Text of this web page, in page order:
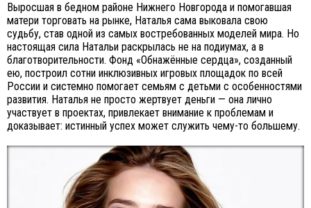
Выросшая в бедном районе Нижнего Новгорода и помогавшая
матери торговать на рынке, Наталья сама выковала свою
судьбу, став одной из самых востребованных моделей мира. Но
настоящая сила Натальи раскрылась не на подиумах, а в
благотворительности. Фонд «Обнажённые сердца», созданный
ею, построил сотни инклюзивных игровых площадок по всей
России и системно помогает семьям с детьми с особенностями
развития. Наталья не просто жертвует деньги — она лично
участвует в проектах, привлекает внимание к проблемам и
доказывает: истинный успех может служить чему-то большему.